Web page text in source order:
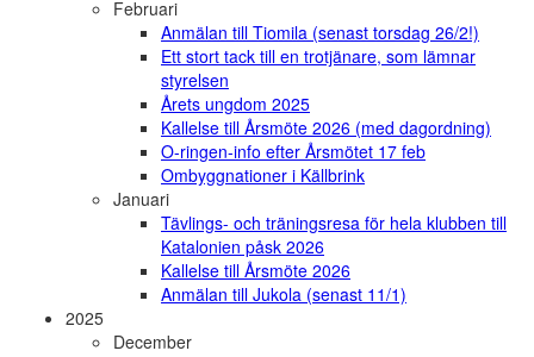
Februari
Anmälan till Tiomila (senast torsdag 26/2!)
Ett stort tack till en trotjänare, som lämnar
styrelsen
Årets ungdom 2025
Kallelse till Årsmöte 2026 (med dagordning)
O-ringen-info efter Årsmötet 17 feb
Ombyggnationer i Källbrink
Januari
Tävlings- och träningsresa för hela klubben till
Katalonien påsk 2026
Kallelse till Årsmöte 2026
Anmälan till Jukola (senast 11/1)
2025
December